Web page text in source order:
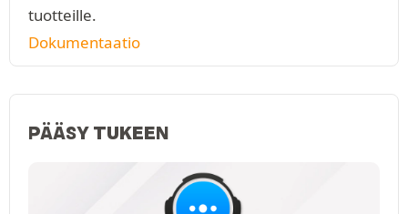
tuotteille.
Dokumentaatio
PÄÄSY TUKEEN